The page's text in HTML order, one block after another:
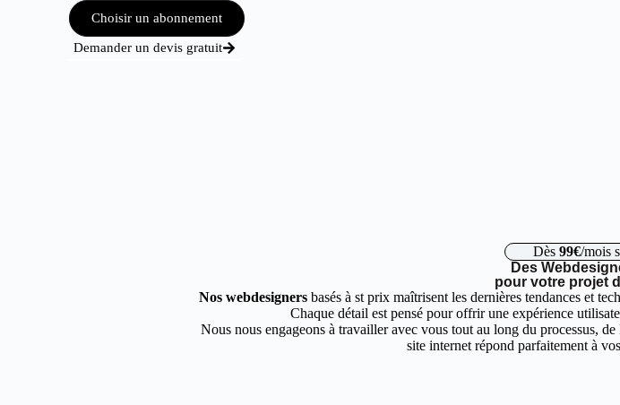
Choisir un abonnement
Demander un devis gratuit
Dès 99€/mois
Des
pour votre projet
Nos webdesignersbasés à st prix maîtrisent les dernières tendances et
Chaque détail est pensé pour offrir une expérience
Nous nous engageons à travailler avec vous tout au long du processus,
site internet répond parfaitement à